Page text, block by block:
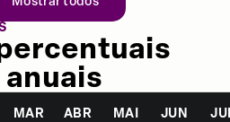
anuais
MAR ABR MAI JUN